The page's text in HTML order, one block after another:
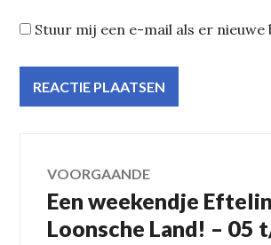
Stuur mij een e-mail als er
Bericht
navigatie
VOORGAANDE
Vorig
bericht:
Een weekendje
Loonsche Land! – 05